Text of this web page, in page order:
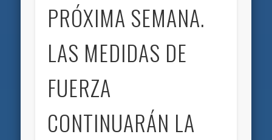
PRÓXIMA SEMANA.
LAS MEDIDAS DE
FUERZA
CONTINUARÁN LA